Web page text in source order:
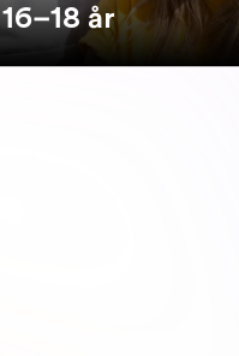
16–18 år